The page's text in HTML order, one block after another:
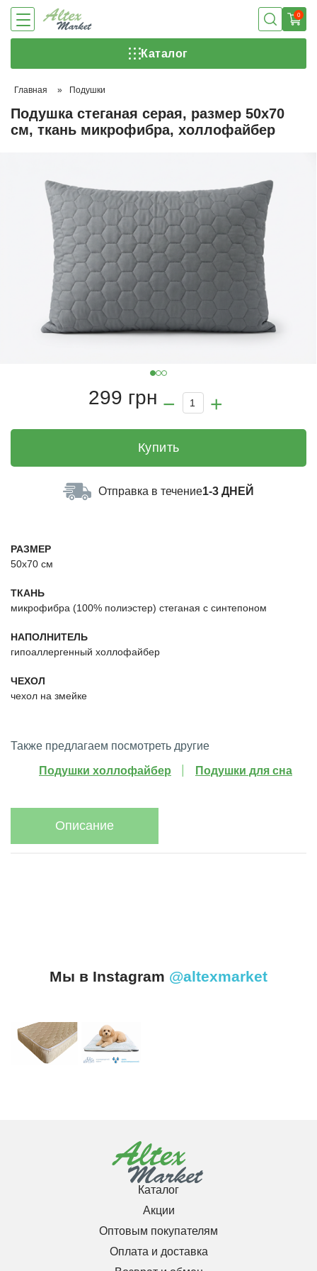
0
Каталог
Главная » Подушки
Подушка стеганая серая, размер 50х70
см, ткань микрофибра, холлофайбер
299 грн
Купить
Отправка в течение1-3 ДНЕЙ
РАЗМЕР
50х70 см
ТКАНЬ
микрофибра (100% полиэстер) стеганая с синтепоном
НАПОЛНИТЕЛЬ
гипоаллергенный холлофайбер
ЧЕХОЛ
чехол на змейке
Также предлагаем посмотреть другие
Подушки холлофайбер Подушки для сна
Описание
Мы в Instagram @altexmarket
Каталог
Акции
Оптовым покупателям
Оплата и доставка